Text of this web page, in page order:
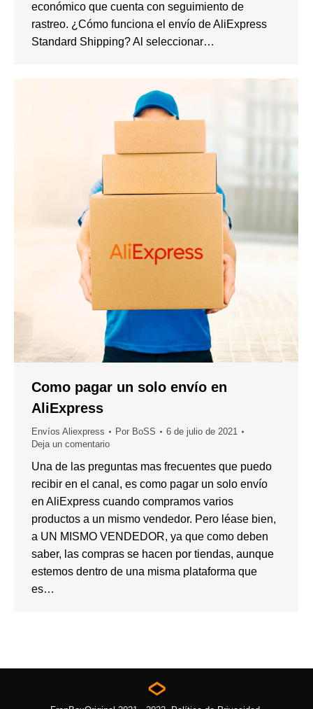
económico que cuenta con seguimiento de
rastreo. ¿Cómo funciona el envío de AliExpress
Standard Shipping? Al seleccionar…
Como pagar un solo envío en
AliExpress
Envíos Aliexpress Por BoSS
6 de julio de 2021
Deja un comentario
Una de las preguntas mas frecuentes que puedo
recibir en el canal, es como pagar un solo envío
en AliExpress cuando compramos varios
productos a un mismo vendedor. Pero léase bien,
a UN MISMO VENDEDOR, ya que como deben
saber, las compras se hacen por tiendas, aunque
estemos dentro de una misma plataforma que
es…